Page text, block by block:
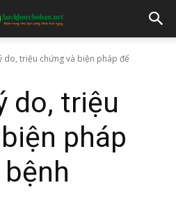
do, triệu chứng và biện pháp để
do, triệu
pháp